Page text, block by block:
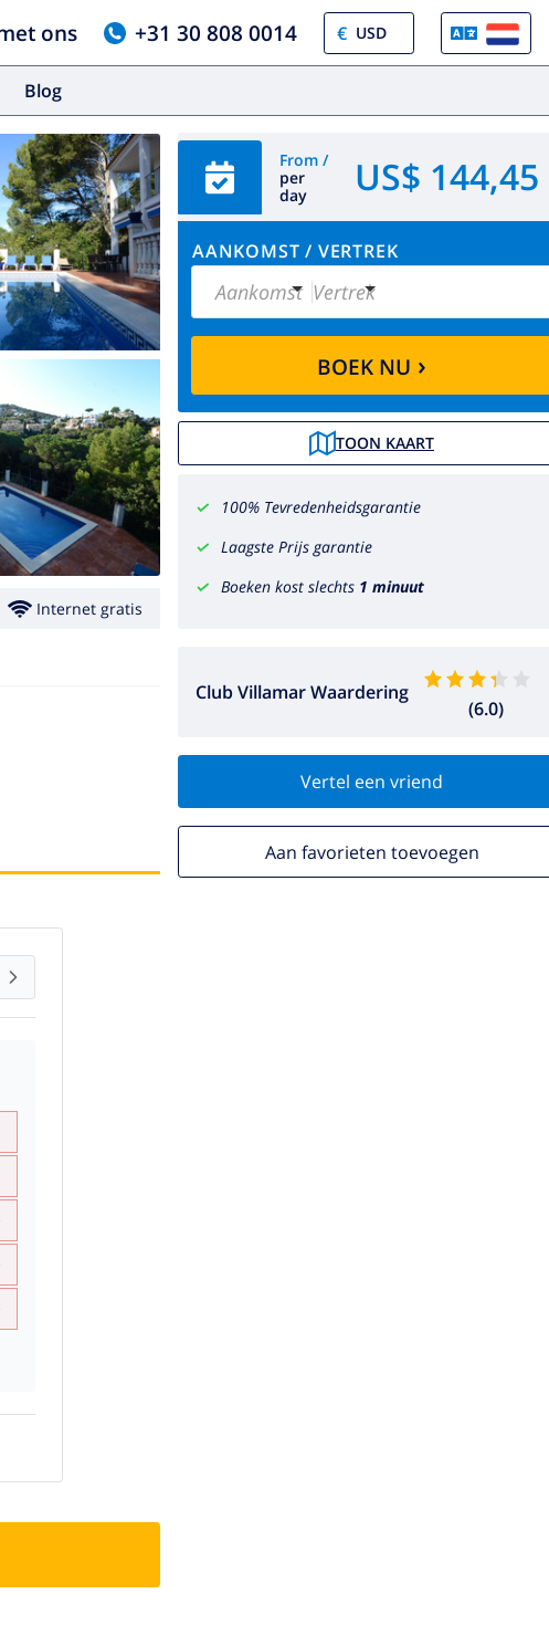
ons +31 30 808 0014 €
Blog
From /
per
day
US$ 144,45
AANKOMST / VERTREK
Aankomst Vertrek
BOEK NU ›
TOON KAART
100% Tevredenheidsgarantie
Laagste Prijs garantie
Boeken kost slechts 1 minuut
Club Villamar Waardering
(6.0)
Vertel een vriend
Aan favorieten toevoegen
Internet gratis